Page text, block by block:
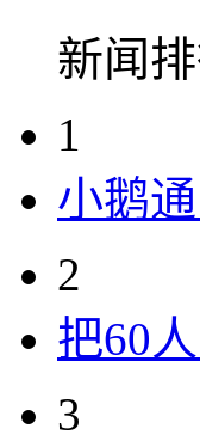
新闻
1
小鹅
2
把60
3